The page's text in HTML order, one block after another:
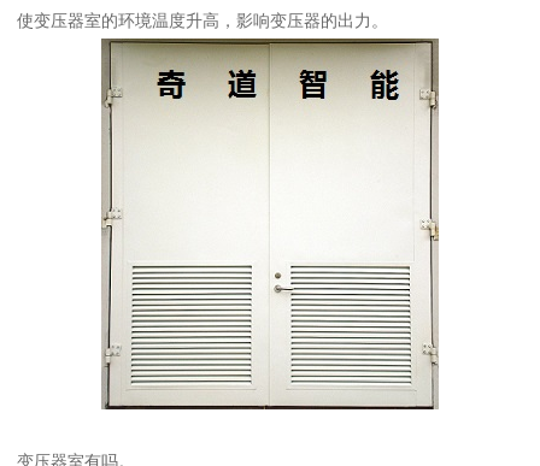
使变压器室的环境温度升高，影响变压器的出力。
变压器室有吗。